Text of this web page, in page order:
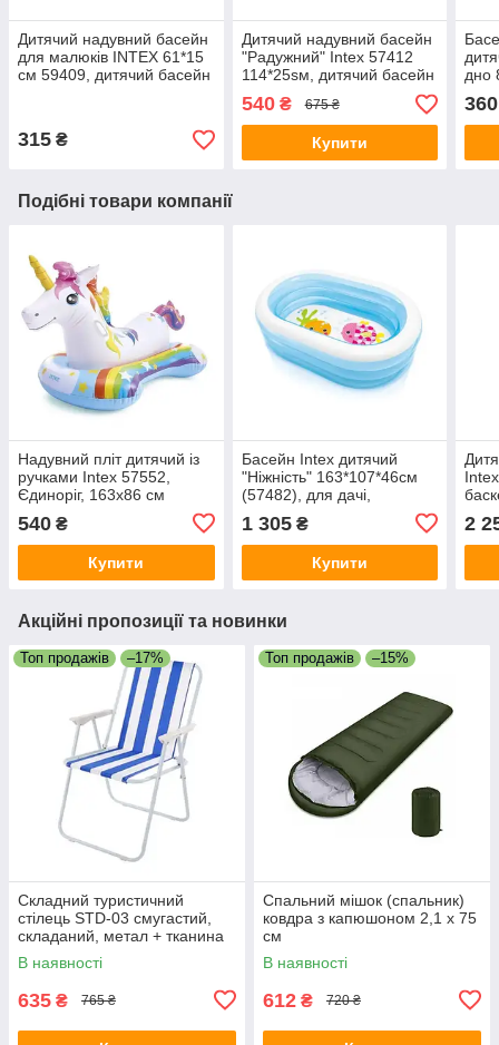
Дитячий надувний басейн
для малюків INTEX 61*15
см 59409, дитячий басейн
315 ₴
Дитячий надувний басейн
"Радужний" Intex 57412
114*25sм, дитячий басейн
540₴ 675 ₴
Купити
дно
360
Подібні товари компанії
Надувний пліт дитячий із
ручками Intex 57552,
Єдиноріг, 163х86 см
540 ₴
Купити
Басейн Intex дитячий
"Ніжність" 163*107*46см
(57482), для дачі,
надувний, літній, для дітей
1 305₴
Купити
2
Акційні пропозиції та новинки
Топ продажів –17%
Складний туристичний
стілець STD-03 смугастий,
складаний, метал + тканина
В760 * Ш500 * Д510мм
В наявності
635 ₴ 765 ₴
Топ продажів –15%
Спальний мішок (спальник)
ковдра з капюшоном 2,1 x 75
см
В наявності
612 ₴ 720 ₴